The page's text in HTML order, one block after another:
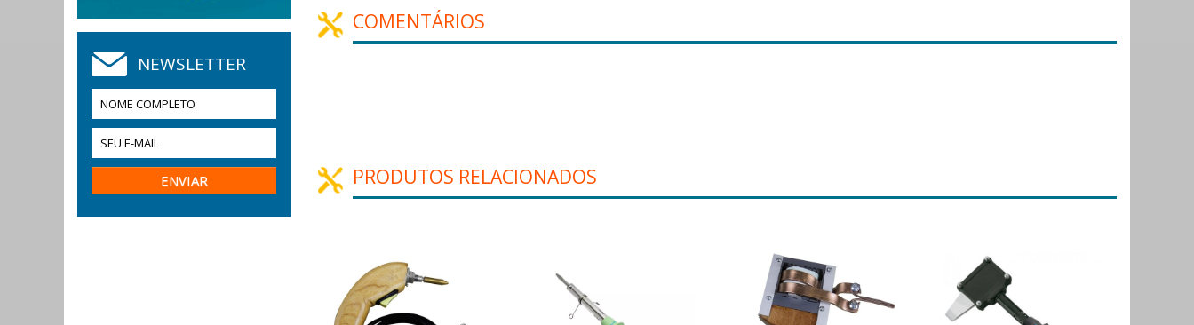
NEWSLETTER
COMENTÁRIOS
PRODUTOS RELACIONADOS